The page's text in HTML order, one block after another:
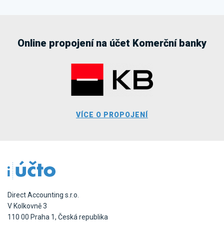
Online propojení na účet Komerční banky
VÍCE O PROPOJENÍ
Direct Accounting s.r.o.
V Kolkovně 3
110 00 Praha 1, Česká republika